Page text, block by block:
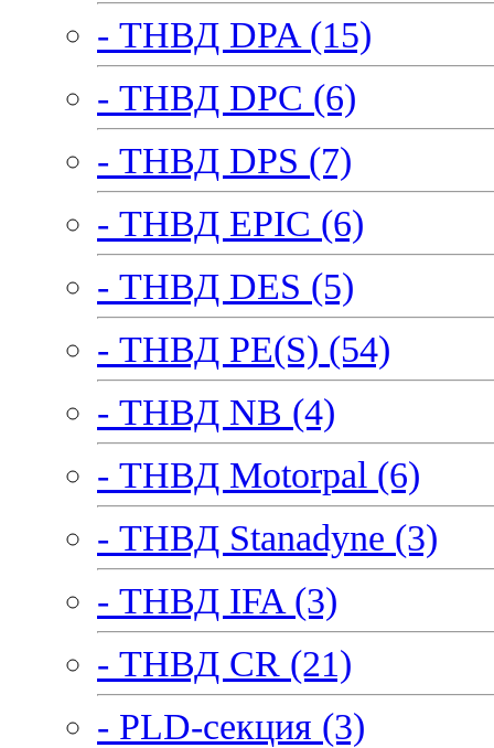
- ТНВД DPA (15)
- ТНВД DPC (6)
- ТНВД DPS (7)
- ТНВД EPIC (6)
- ТНВД DES (5)
- ТНВД PE(S) (54)
- ТНВД NB (4)
- ТНВД Motorpal (6)
- ТНВД Stanadyne (3)
- ТНВД IFA (3)
- ТНВД CR (21)
- PLD-секция (3)